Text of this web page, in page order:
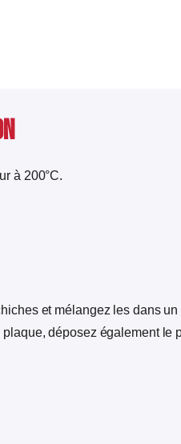
à 200°C.
et mélangez les dans
déposez également le